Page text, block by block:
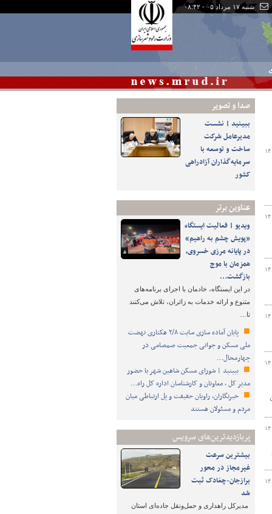
شنبه ۱۷ مرداد ۰۵ - ۰۸:۴۲
صدا و تصوير
ببینید | نشست
مدیرعامل شرکت
ساخت و توسعه با
سرمایه‌گذاران آزادراهی
کشور
عناوین برتر
️ویدیو | فعالیت ایستگاه
«پویش چشم به راهیم»
در پایانه مرزی خسروی،
همزمان با موج
بازگشت…
️در این ایستگاه، خادمان با اجرای برنامه‌های
متنوع و ارائه خدمات به زائران، تلاش می‌کنند
تا…
پایان آماده‌ سازی سایت ۲/۸ هکتاری نهضت
ملی مسکن و جوانی جمعیت صمصامی در
چهارمحال…
ببینید | شورای مسکن شاهین شهر با حضور
مدیر کل ، معاونان و کارشناسان اداره کل راه…
خبرنگاران، راویان حقیقت و پل ارتباطی میان
مردم و مسئولان هستند
پربازدیدترین‌های سرویس
بیشترین سرعت
غیرمجاز در محور
برازجان-چغادک ثبت
شد
مدیرکل راهداری و حمل‌ونقل جاده‌ای استان